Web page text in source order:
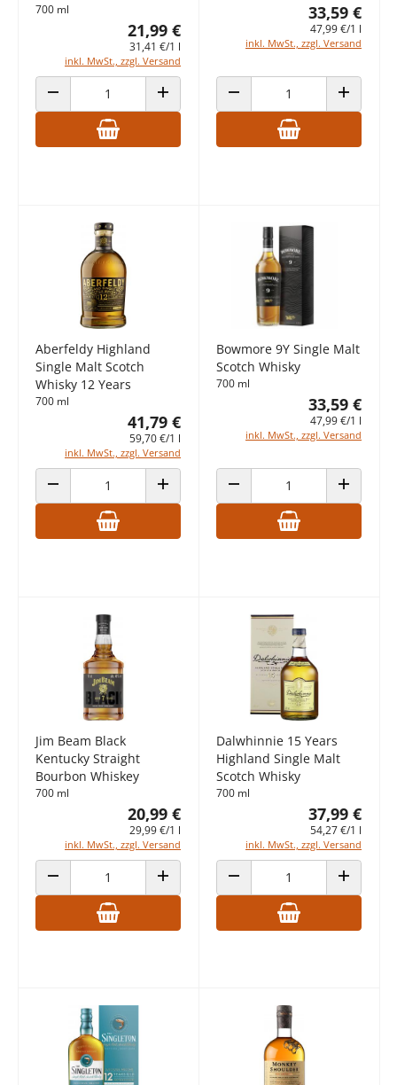
700 ml
21,99 €
31,41 €/1 l
inkl. MwSt., zzgl. Versand
ANZAHL VERRINGERN ANZAHL ERHÖHEN
33,59 €
47,99 €/1 l
inkl. MwSt., zzgl. Versand
ANZAHL VERRINGERN ANZAHL
Aberfeldy Highland
Single Malt Scotch
Whisky 12 Years
700 ml
41,79 €
59,70 €/1 l
inkl. MwSt., zzgl. Versand
ANZAHL VERRINGERN ANZAHL ERHÖHEN
Bowmore 9Y Single Malt
Scotch Whisky
700 ml
33,59 €
47,99 €/1 l
inkl. MwSt., zzgl. Versand
ANZAHL VERRINGERN ANZAHL
Jim Beam Black
Kentucky Straight
Bourbon Whiskey
700 ml
20,99 €
29,99 €/1 l
inkl. MwSt., zzgl. Versand
ANZAHL VERRINGERN ANZAHL ERHÖHEN
Dalwhinnie 15 Years
Highland Single Malt
Scotch Whisky
700 ml
37,99 €
54,27 €/1 l
inkl. MwSt., zzgl. Versand
ANZAHL VERRINGERN ANZAHL